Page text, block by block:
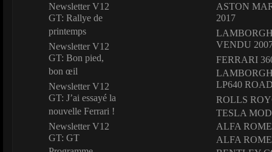
Newsletter V12
GT: Rallye de
printemps
Newsletter V12
GT: Bon pied,
bon œil
Newsletter V12
GT: J’ai essayé la
nouvelle Ferrari !
Newsletter V12
GT: GT
ASTON
2017
VENDU
FERRARI
LP640
ROLLS
TESLA
ALFA
ALFA